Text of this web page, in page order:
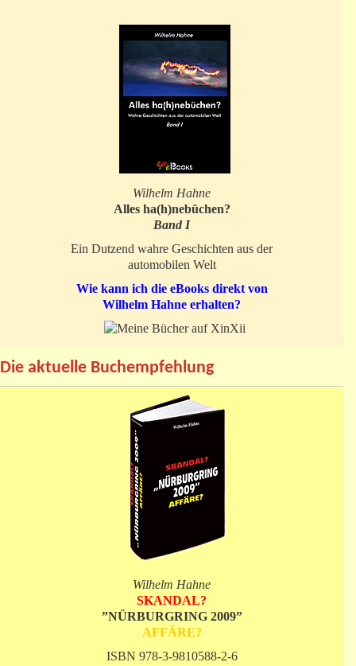
Wilhelm Hahne
Alles ha(h)nebüchen?
Band I
Ein Dutzend wahre Geschichten aus der
automobilen Welt
Wie kann ich die eBooks direkt von
Wilhelm Hahne erhalten?
Die aktuelle Buchempfehlung
Wilhelm Hahne
SKANDAL?
”NÜRBURGRING 2009”
AFFÄRE?
ISBN 978-3-9810588-2-6